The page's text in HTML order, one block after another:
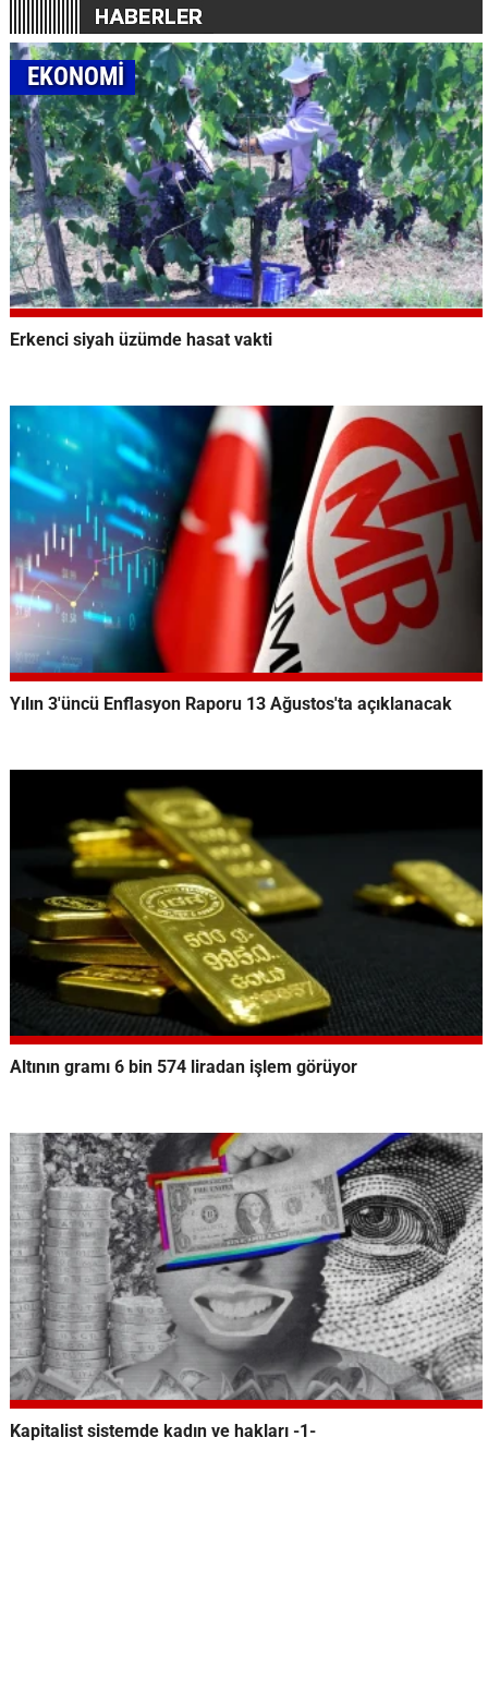
EKONOMİ
Erkenci siyah üzümde hasat vakti
Yılın 3'üncü Enflasyon Raporu 13 Ağustos'ta açıklanacak
Altının gramı 6 bin 574 liradan işlem görüyor
Kapitalist sistemde kadın ve hakları -1-